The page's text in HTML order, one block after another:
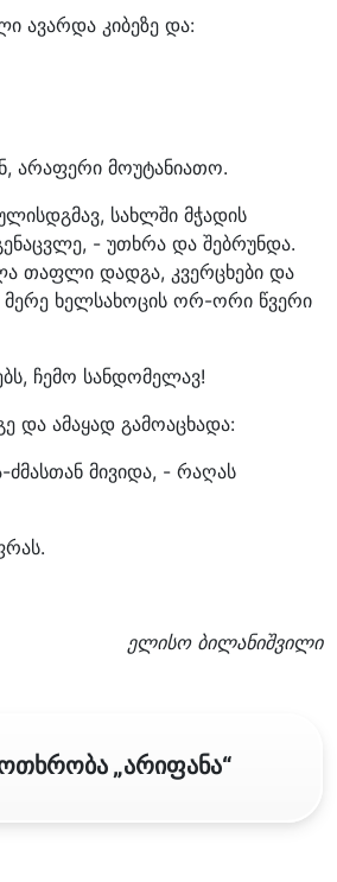
ავარდა კიბეზე და:
არაფერი მოუტანიათო.
სახლში მჭადის
- უთხრა და შებრუნდა.
თაფლი დადგა, კვერცხები და
ხელსახოცის ორ-ორი წვერი
ჩემო სანდომელავ!
და ამაყად გამოაცხადა:
მივიდა, - რაღას
ელისო ბილანიშვილი
„არიფანა“